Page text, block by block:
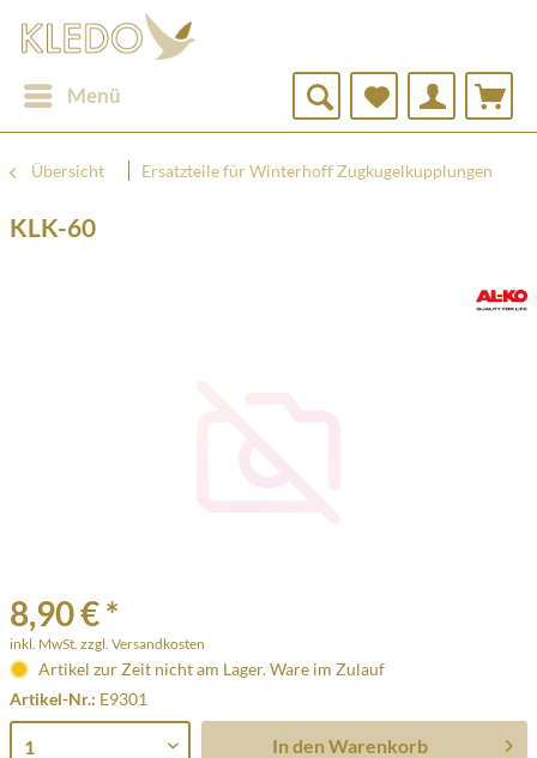
Menü
Übersicht Ersatzteile für Winterhoff Zugkugelkupplungen
KLK-60
8,90 € *
inkl. MwSt. zzgl. Versandkosten
Artikel zur Zeit nicht am Lager. Ware im Zulauf
Artikel-Nr.: E9301
In den Warenkorb